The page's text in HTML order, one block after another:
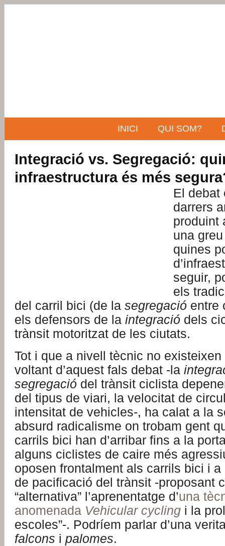
INICI QUI SOM?
Integració vs. Segregació:
infraestructura és més
El debat
darrers
produint
una
quines
seguir,
els
del carril bici (de la segregació entre
els defensors de la integració dels
trànsit motoritzat de les ciutats.
Tot i que a nivell tècnic no
voltant d’aquest fals debat -la
segregació del trànsit ciclista
del tipus de viari, la velocitat de
intensitat de vehicles-, ha calat a la
absurd radicalisme on trobam gent
carrils bici han d’arribar fins a la
alguns ciclistes de caire més
oposen frontalment als carrils bici i
de pacificació del trànsit -proposant
“alternativa” l’aprenentatge d’una
anomenada Vehicular cycling i la
escoles”-. Podríem parlar d’una
falcons i palomes.